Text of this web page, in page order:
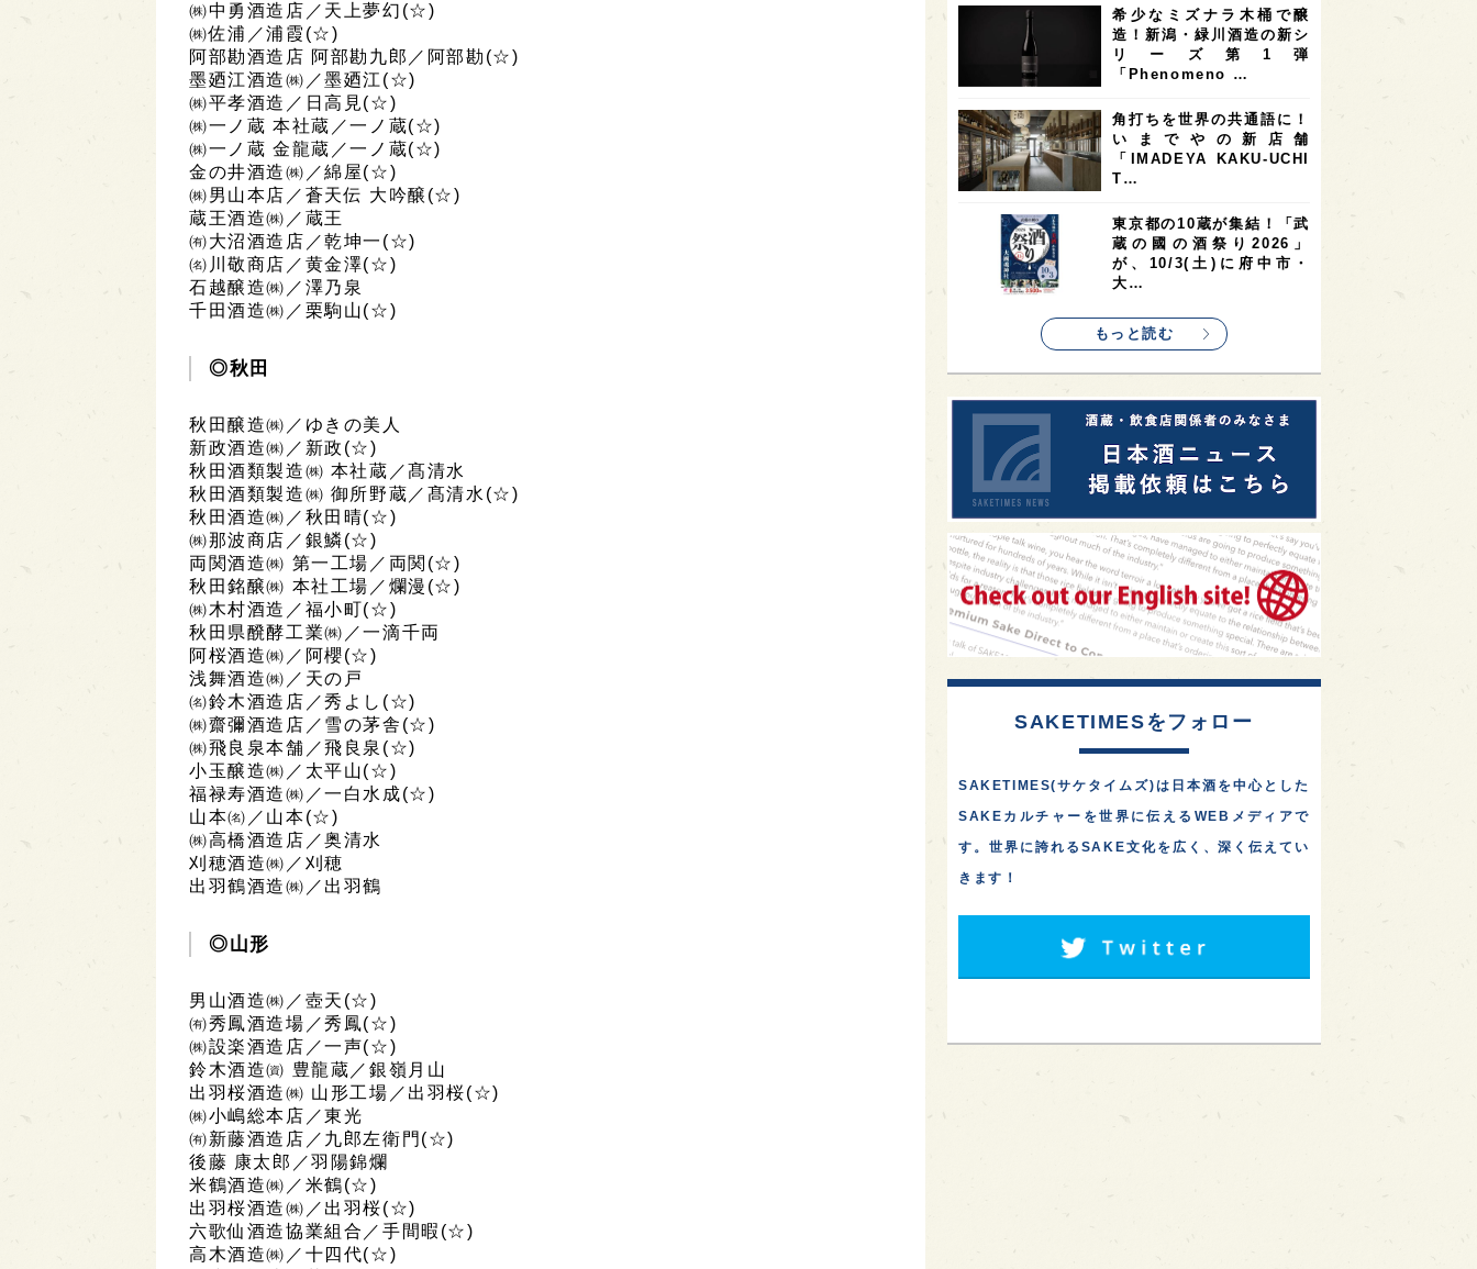
㈱中勇酒造店／天上夢幻(☆)
㈱佐浦／浦霞(☆)
阿部勘酒造店 阿部勘九郎／阿部勘(☆)
墨廼江酒造㈱／墨廼江(☆)
㈱平孝酒造／日高見(☆)
㈱一ノ蔵 本社蔵／一ノ蔵(☆)
㈱一ノ蔵 金龍蔵／一ノ蔵(☆)
金の井酒造㈱／綿屋(☆)
㈱男山本店／蒼天伝 大吟醸(☆)
蔵王酒造㈱／蔵王
㈲大沼酒造店／乾坤一(☆)
㈴川敬商店／黄金澤(☆)
石越醸造㈱／澤乃泉
千田酒造㈱／栗駒山(☆)
◎秋田
秋田醸造㈱／ゆきの美人
新政酒造㈱／新政(☆)
秋田酒類製造㈱ 本社蔵／髙清水
秋田酒類製造㈱ 御所野蔵／髙清水(☆)
秋田酒造㈱／秋田晴(☆)
㈱那波商店／銀鱗(☆)
両関酒造㈱ 第一工場／両関(☆)
秋田銘醸㈱ 本社工場／爛漫(☆)
㈱木村酒造／福小町(☆)
秋田県醗酵工業㈱／一滴千両
阿桜酒造㈱／阿櫻(☆)
浅舞酒造㈱／天の戸
㈴鈴木酒造店／秀よし(☆)
㈱齋彌酒造店／雪の茅舎(☆)
㈱飛良泉本舗／飛良泉(☆)
小玉醸造㈱／太平山(☆)
福禄寿酒造㈱／一白水成(☆)
山本㈴／山本(☆)
㈱高橋酒造店／奥清水
刈穂酒造㈱／刈穂
出羽鶴酒造㈱／出羽鶴
◎山形
男山酒造㈱／壺天(☆)
㈲秀鳳酒造場／秀鳳(☆)
㈱設楽酒造店／一声(☆)
鈴木酒造㈾ 豊龍蔵／銀嶺月山
出羽桜酒造㈱ 山形工場／出羽桜(☆)
㈱小嶋総本店／東光
㈲新藤酒造店／九郎左衛門(☆)
後藤 康太郎／羽陽錦爛
米鶴酒造㈱／米鶴(☆)
出羽桜酒造㈱／出羽桜(☆)
六歌仙酒造協業組合／手間暇(☆)
高木酒造㈱／十四代(☆)
オーストラリア 台湾 2 アジア 2
SAKEの時代を生きる 静岡県 1 長崎県
全蔵めぐり 1 シンガポール 1 カナダ 1
群馬県 1 熊本県 徳島県
イギリス 1 ノルウェー 1 新宿区 1
歌舞伎町 1 1 鳥取県 1
saketimes_image_4
希少なミズナラ木桶で醸
造！新潟・緑川酒造の新シ
リーズ第1弾
「Phenomeno …
角打ちを世界の共通語に！
いまでやの新店舗
「IMADEYA KAKU-UCHI
T…
東京都の10蔵が集結！「武
蔵の國の酒祭り2026」
が、10/3(土)に府中市・
大…
もっと読む
SAKETIMESをフォロー
SAKETIMES(サケタイムズ)は日本酒を中心とした
SAKEカルチャーを世界に伝えるWEBメディアで
す。世界に誇れるSAKE文化を広く、深く伝えてい
きます！